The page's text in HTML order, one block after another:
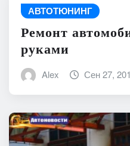
АВТОТЮНИНГ
Ремонт
руками
Alex Сен 27,